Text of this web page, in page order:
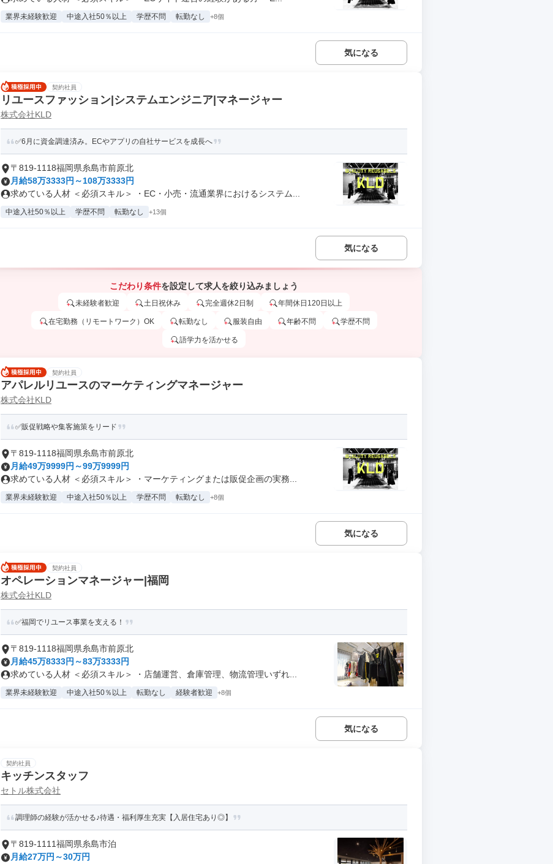
業界未経験歓迎 中途入社50％以上 学歴不問 転勤なし +8個
気になる
契約社員
リユースファッション|システムエンジニア|マネージャー
株式会社KLD
✅6月に資金調達済み。ECやアプリの自社サービスを成長へ
〒819-1118福岡県糸島市前原北
月給58万3333円～108万3333円
求めている人材 ＜必須スキル＞ ・EC・小売・流通業界におけるシステム...
中途入社50％以上 学歴不問 転勤なし +13個
気になる
こだわり条件を設定して求人を絞り込みましょう
未経験者歓迎 土日祝休み 完全週休2日制 年間休日120日以上
在宅勤務（リモートワーク）OK 転勤なし 服装自由 年齢不問 学歴不問
語学力を活かせる
契約社員
アパレルリユースのマーケティングマネージャー
株式会社KLD
✅販促戦略や集客施策をリード
〒819-1118福岡県糸島市前原北
月給49万9999円～99万9999円
求めている人材 ＜必須スキル＞ ・マーケティングまたは販促企画の実務...
業界未経験歓迎 中途入社50％以上 学歴不問 転勤なし +8個
気になる
契約社員
オペレーションマネージャー|福岡
株式会社KLD
✅福岡でリユース事業を支える！
〒819-1118福岡県糸島市前原北
月給45万8333円～83万3333円
求めている人材 ＜必須スキル＞ ・店舗運営、倉庫管理、物流管理いずれ...
業界未経験歓迎 中途入社50％以上 転勤なし 経験者歓迎 +8個
気になる
契約社員
キッチンスタッフ
セトル株式会社
調理師の経験が活かせる♪待遇・福利厚生充実【入居住宅あり◎】
〒819-1111福岡県糸島市泊
月給27万円～30万円